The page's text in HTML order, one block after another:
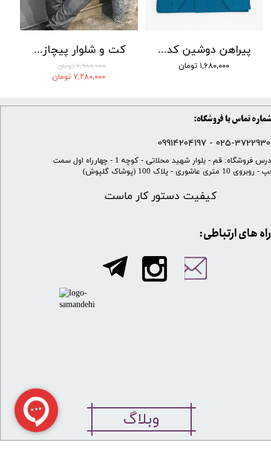
کت و شلوار پیچازی بردان رنگ 001
۷,۹۸۰,۰۰۰ تومان
۷,۲۸۰,۰۰۰ تومان
پیراهن دوشین کد 22
۱,۶۸۰,۰۰۰ تومان
شماره تماس با فروشگاه:
025-37229300 -
کیفیت دستور کار ماست
​آدرس فروشگاه: قم - بلوار شهید محلاتی - کوچه 1 - چهارراه اول سمت
10 متری عاشوری - پلاک 100 (پوشاک گلپوش)
​​راه های ارتباطی:
وبلاگ